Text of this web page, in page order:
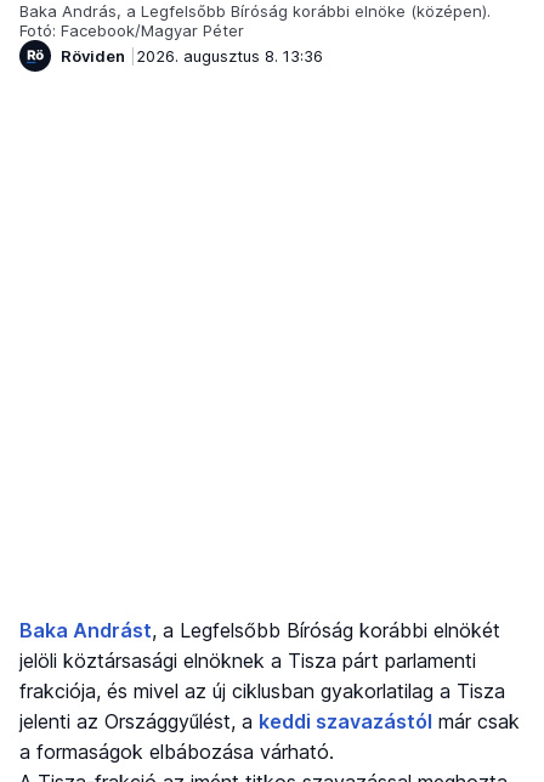
Baka András, a Legfelsőbb Bíróság korábbi elnöke (középen).
Fotó: Facebook/Magyar Péter
Röviden
2026. augusztus 8. 13:36
Baka Andrást, a Legfelsőbb Bíróság korábbi elnökét
jelöli köztársasági elnöknek a Tisza párt parlamenti
frakciója, és mivel az új ciklusban gyakorlatilag a Tisza
jelenti az Országgyűlést, a keddi szavazástól már csak
a formaságok elbábozása várható.